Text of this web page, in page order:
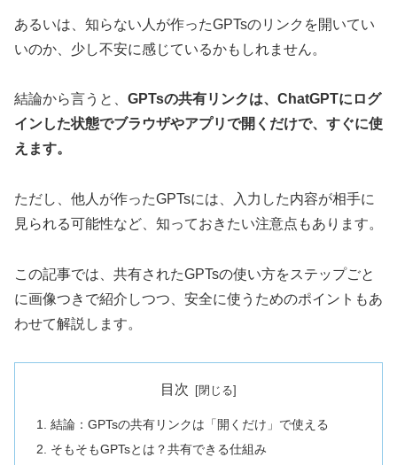
あるいは、知らない人が作ったGPTsのリンクを開いてい
いのか、少し不安に感じているかもしれません。
結論から言うと、 GPTsの共有リンクは、ChatGPTにログ
インした状態でブラウザやアプリで開くだけで、すぐに使
えます。
ただし、他人が作ったGPTsには、入力した内容が相手に
見られる可能性など、知っておきたい注意点もあります。
この記事では、共有されたGPTsの使い方をステップごと
に画像つきで紹介しつつ、安全に使うためのポイントもあ
わせて解説します。
目次
結論：GPTsの共有リンクは「開くだけ」で使える
そもそもGPTsとは？共有できる仕組み